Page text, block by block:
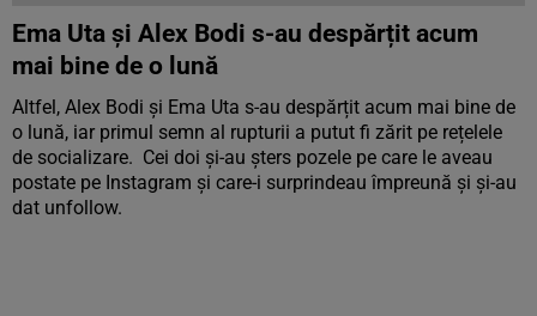
Ema Uta și Alex Bodi s-au despărțit acum
mai bine de o lună
Altfel, Alex Bodi și Ema Uta s-au despărțit acum mai bine de
o lună, iar primul semn al rupturii a putut fi zărit pe rețelele
de socializare. Cei doi și-au șters pozele pe care le aveau
postate pe Instagram și care-i surprindeau împreună și și-au
dat unfollow.